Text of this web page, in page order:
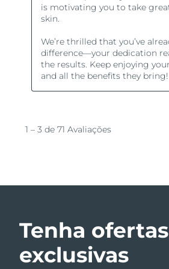
Tenha ofertas
exclusivas